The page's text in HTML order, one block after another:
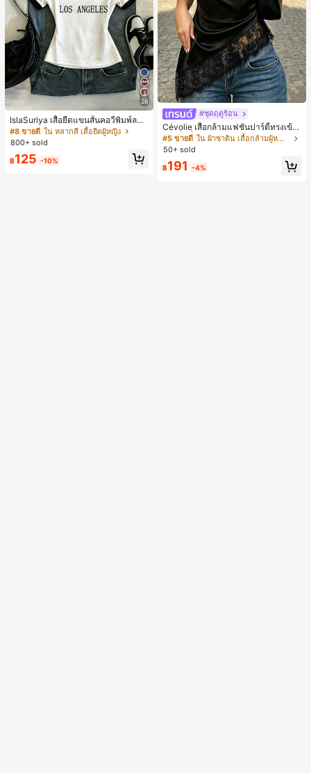
26
IslaSuriya เสื้อยืดแขนสั้นคอวีพิมพ์ลาย
สีตัดกันสำหรับผู้หญิง
#8 ขายดี ใน หลากสี เสื้อยืดผู้หญิง
800+ sold
฿125 -10%
ล่าวคำอำลา, เรียนจบ, งานเลี้ยงจบการ
ศึกษา
#ชุดฤดูร้อน
Cévolie เสื้อกล้ามแฟชั่นปาร์ตี้ทรงเข้า
รูป เซ็กซี่ คอเดรป คอคาวล์ จับย่น แต่ง
ลูกไม้ ดีไซน์ต่อผ้า เปิดหลัง แขนกุด
#5 ขายดี
ใน ผ้าซาติน เสื้อกล้ามผู้หญิง & Camis
50+ sold
฿191 -4%